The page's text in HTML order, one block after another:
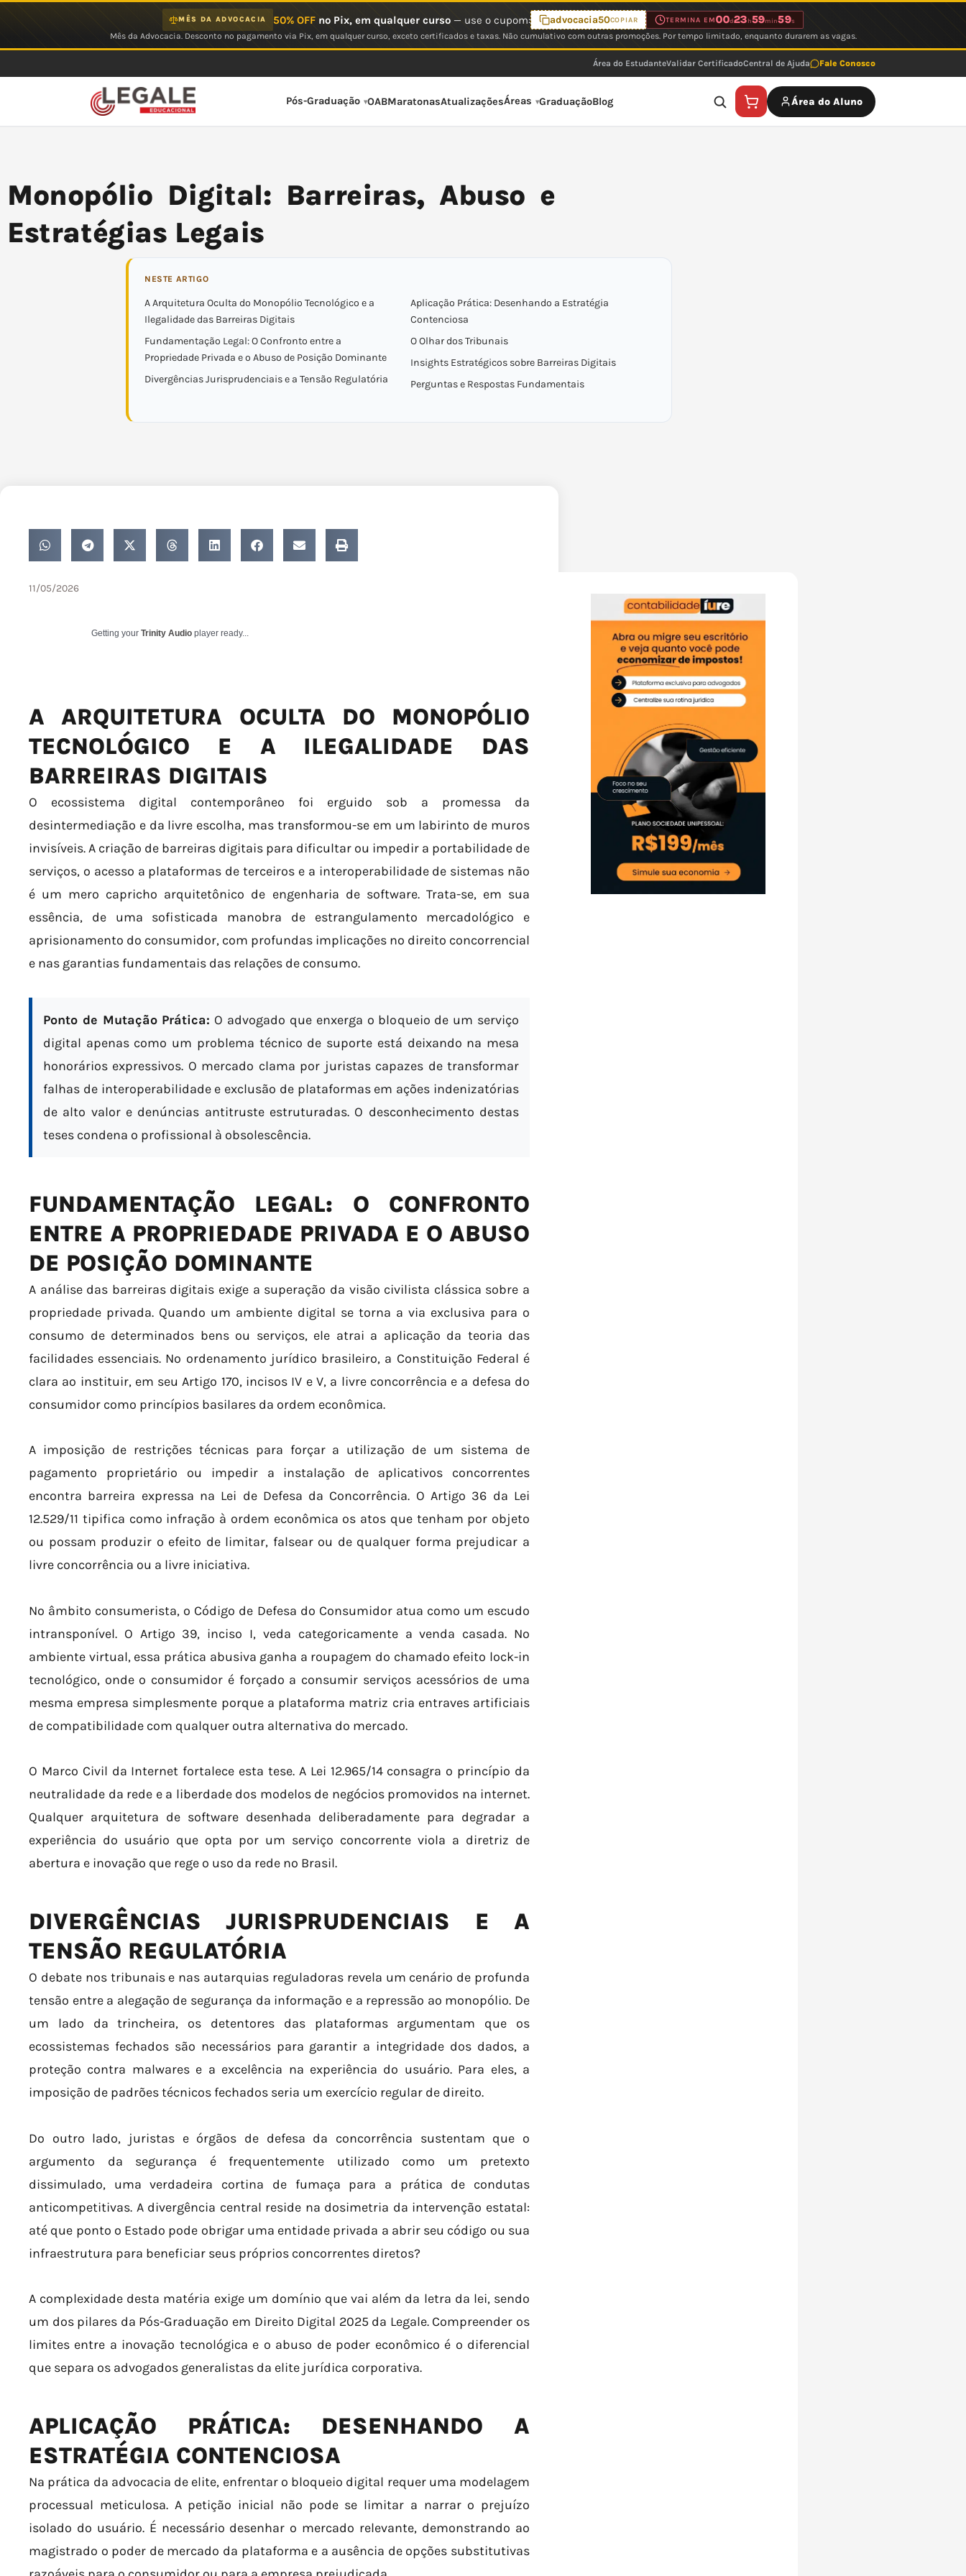
MÊS DA ADVOCACIA 50% OFFno Pix, em qualquer curso— use o cupom: advocacia50COPIAR TERMINA EM00d23 h59min59s
Mês da Advocacia. Desconto no pagamento via Pix, em qualquer curso, exceto certificados e taxas. Não cumulativo com outras promoções. Por tempo limitado, enquanto durarem as vagas.
Área do EstudanteValidar CertificadoCentral de Ajuda Fale Conosco
Pós-Graduação OABMaratonasAtualizaçõesÁreas GraduaçãoBlog Área do Aluno
Monopólio Digital: Barreiras, Abuso e
Estratégias Legais
NESTE ARTIGO
A Arquitetura Oculta do Monopólio Tecnológico e a
Ilegalidade das Barreiras Digitais
Fundamentação Legal: O Confronto entre a
Propriedade Privada e o Abuso de Posição Dominante
Divergências Jurisprudenciais e a Tensão Regulatória
Aplicação Prática: Desenhando a Estratégia
Contenciosa
O Olhar dos Tribunais
Insights Estratégicos sobre Barreiras Digitais
Perguntas e Respostas Fundamentais
11/05/2026
Getting your Trinity Audio player ready...
A ARQUITETURA OCULTA DO MONOPÓLIO
TECNOLÓGICO E A ILEGALIDADE DAS
BARREIRAS DIGITAIS
O ecossistema digital contemporâneo foi erguido sob a promessa da
desintermediação e da livre escolha, mas transformou-se em um labirinto de muros
invisíveis. A criação de barreiras digitais para dificultar ou impedir a portabilidade de
serviços, o acesso a plataformas de terceiros e a interoperabilidade de sistemas não
é um mero capricho arquitetônico de engenharia de software. Trata-se, em sua
essência, de uma sofisticada manobra de estrangulamento mercadológico e
aprisionamento do consumidor, com profundas implicações no direito concorrencial
e nas garantias fundamentais das relações de consumo.
Ponto de Mutação Prática: O advogado que enxerga o bloqueio de um serviço
digital apenas como um problema técnico de suporte está deixando na mesa
honorários expressivos. O mercado clama por juristas capazes de transformar
falhas de interoperabilidade e exclusão de plataformas em ações indenizatórias
de alto valor e denúncias antitruste estruturadas. O desconhecimento destas
teses condena o profissional à obsolescência.
FUNDAMENTAÇÃO LEGAL: O CONFRONTO
ENTRE A PROPRIEDADE PRIVADA E O ABUSO
DE POSIÇÃO DOMINANTE
A análise das barreiras digitais exige a superação da visão civilista clássica sobre a
propriedade privada. Quando um ambiente digital se torna a via exclusiva para o
consumo de determinados bens ou serviços, ele atrai a aplicação da teoria das
facilidades essenciais. No ordenamento jurídico brasileiro, a Constituição Federal é
clara ao instituir, em seu Artigo 170, incisos IV e V, a livre concorrência e a defesa do
consumidor como princípios basilares da ordem econômica.
A imposição de restrições técnicas para forçar a utilização de um sistema de
pagamento proprietário ou impedir a instalação de aplicativos concorrentes
encontra barreira expressa na Lei de Defesa da Concorrência. O Artigo 36 da Lei
12.529/11 tipifica como infração à ordem econômica os atos que tenham por objeto
ou possam produzir o efeito de limitar, falsear ou de qualquer forma prejudicar a
livre concorrência ou a livre iniciativa.
No âmbito consumerista, o Código de Defesa do Consumidor atua como um escudo
intransponível. O Artigo 39, inciso I, veda categoricamente a venda casada. No
ambiente virtual, essa prática abusiva ganha a roupagem do chamado efeito lock-in
tecnológico, onde o consumidor é forçado a consumir serviços acessórios de uma
mesma empresa simplesmente porque a plataforma matriz cria entraves artificiais
de compatibilidade com qualquer outra alternativa do mercado.
O Marco Civil da Internet fortalece esta tese. A Lei 12.965/14 consagra o princípio da
neutralidade da rede e a liberdade dos modelos de negócios promovidos na internet.
Qualquer arquitetura de software desenhada deliberadamente para degradar a
experiência do usuário que opta por um serviço concorrente viola a diretriz de
abertura e inovação que rege o uso da rede no Brasil.
DIVERGÊNCIAS JURISPRUDENCIAIS E A
TENSÃO REGULATÓRIA
O debate nos tribunais e nas autarquias reguladoras revela um cenário de profunda
tensão entre a alegação de segurança da informação e a repressão ao monopólio. De
um lado da trincheira, os detentores das plataformas argumentam que os
ecossistemas fechados são necessários para garantir a integridade dos dados, a
proteção contra malwares e a excelência na experiência do usuário. Para eles, a
imposição de padrões técnicos fechados seria um exercício regular de direito.
Do outro lado, juristas e órgãos de defesa da concorrência sustentam que o
argumento da segurança é frequentemente utilizado como um pretexto
dissimulado, uma verdadeira cortina de fumaça para a prática de condutas
anticompetitivas. A divergência central reside na dosimetria da intervenção estatal:
até que ponto o Estado pode obrigar uma entidade privada a abrir seu código ou sua
infraestrutura para beneficiar seus próprios concorrentes diretos?
A complexidade desta matéria exige um domínio que vai além da letra da lei, sendo
um dos pilares da Pós-Graduação em Direito Digital 2025 da Legale. Compreender os
limites entre a inovação tecnológica e o abuso de poder econômico é o diferencial
que separa os advogados generalistas da elite jurídica corporativa.
APLICAÇÃO PRÁTICA: DESENHANDO A
ESTRATÉGIA CONTENCIOSA
Na prática da advocacia de elite, enfrentar o bloqueio digital requer uma modelagem
processual meticulosa. A petição inicial não pode se limitar a narrar o prejuízo
isolado do usuário. É necessário desenhar o mercado relevante, demonstrando ao
magistrado o poder de mercado da plataforma e a ausência de opções substitutivas